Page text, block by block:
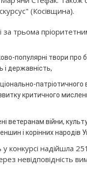
(Косівщина).
за трьома
популярні твори про
і державність,
патріотичного
критичного
ветеранам війни,
і корінних народів
конкурсі надійшла
невідповідність